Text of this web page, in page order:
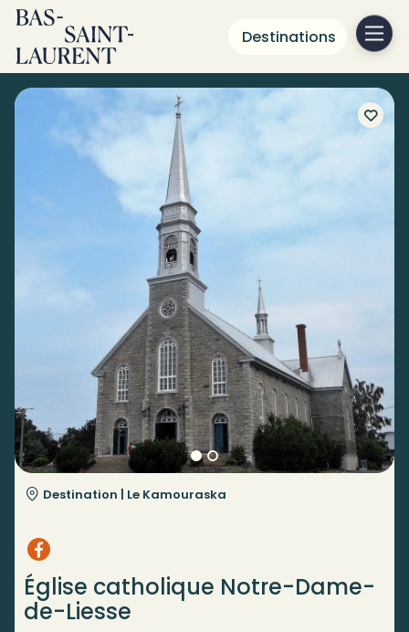
Destinations
Destination | Le Kamouraska
Église catholique Notre-Dame-
de-Liesse